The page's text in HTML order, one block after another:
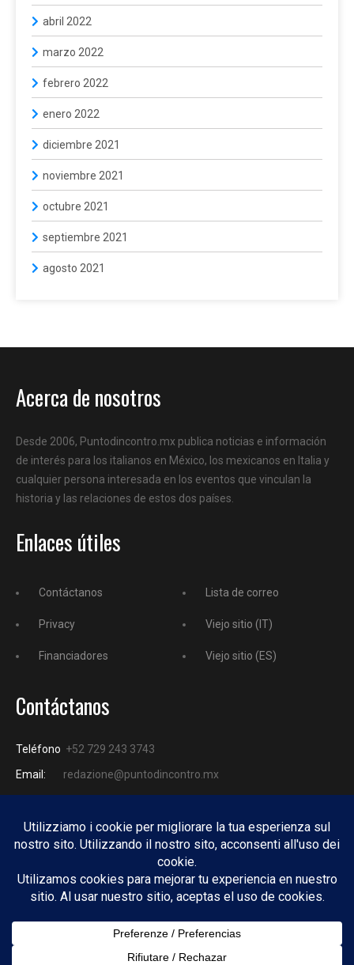
abril 2022
marzo 2022
febrero 2022
enero 2022
diciembre 2021
noviembre 2021
octubre 2021
septiembre 2021
agosto 2021
Acerca de nosotros
Desde 2006, Puntodincontro.mx publica noticias e información
de interés para los italianos en México, los mexicanos en Italia y
cualquier persona interesada en los eventos que vinculan la
historia y las relaciones de estos dos países.
Enlaces útiles
Contáctanos
Privacy
Financiadores
Lista de correo
Viejo sitio (IT)
Viejo sitio (ES)
Contáctanos
Teléfono +52 729 243 3743
Email:
redazione@puntodincontro.mx
PUNTODINCONTRO